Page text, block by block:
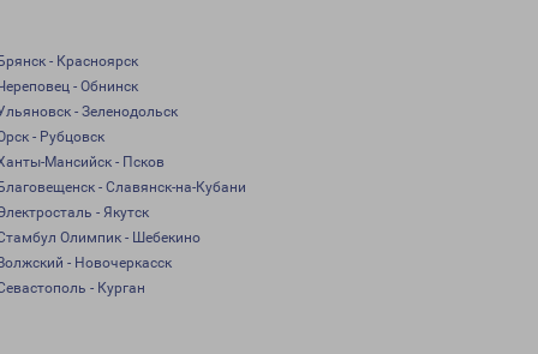
- Красноярск
- Обнинск
- Зеленодольск
- Рубцовск
Мансийск - Псков
- Славянск-на-Кубани
- Якутск
Олимпик - Шебекино
- Новочеркасск
- Курган